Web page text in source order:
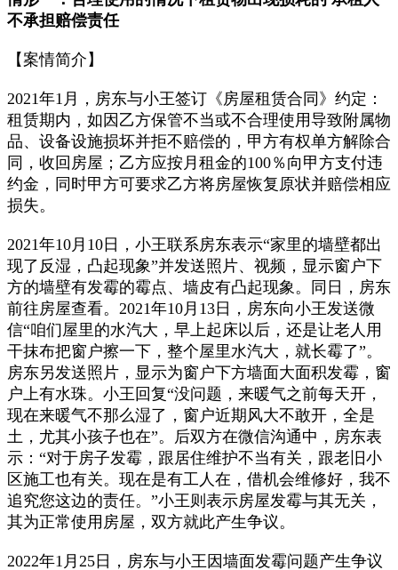
不承担赔偿责任
【案情简介】
2021年1月，房东与小王签订《房屋租赁合同》约定：
租赁期内，如因乙方保管不当或不合理使用导致附属物
品、设备设施损坏并拒不赔偿的，甲方有权单方解除合
同，收回房屋；乙方应按月租金的100％向甲方支付违
约金，同时甲方可要求乙方将房屋恢复原状并赔偿相应
损失。
2021年10月10日，小王联系房东表示“家里的墙壁都出
现了反湿，凸起现象”并发送照片、视频，显示窗户下
方的墙壁有发霉的霉点、墙皮有凸起现象。同日，房东
前往房屋查看。2021年10月13日，房东向小王发送微
信“咱们屋里的水汽大，早上起床以后，还是让老人用
干抹布把窗户擦一下，整个屋里水汽大，就长霉了”。
房东另发送照片，显示为窗户下方墙面大面积发霉，窗
户上有水珠。小王回复“没问题，来暖气之前每天开，
现在来暖气不那么湿了，窗户近期风大不敢开，全是
土，尤其小孩子也在”。后双方在微信沟通中，房东表
示：“对于房子发霉，跟居住维护不当有关，跟老旧小
区施工也有关。现在是有工人在，借机会维修好，我不
追究您这边的责任。”小王则表示房屋发霉与其无关，
其为正常使用房屋，双方就此产生争议。
2022年1月25日，房东与小王因墙面发霉问题产生争议